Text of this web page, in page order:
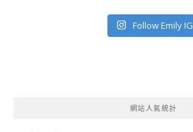
Follow Emily IG
網站人氣統計